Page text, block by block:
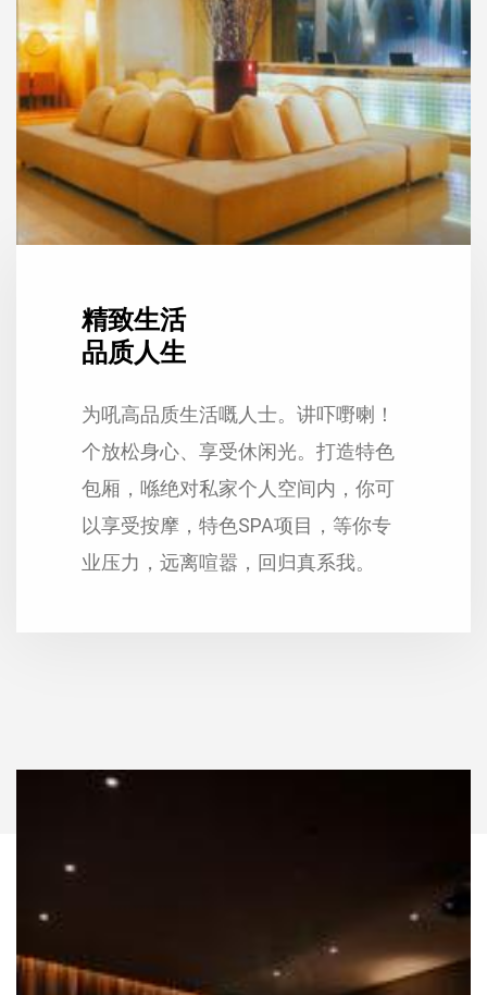
精致生活
品质人生
为吼高品质生活嘅人士。讲吓嘢喇！
个放松身心、享受休闲光。打造特色
包厢，喺绝对私家个人空间内，你可
以享受按摩，特色SPA项目，等你专
业压力，远离喧嚣，回归真系我。